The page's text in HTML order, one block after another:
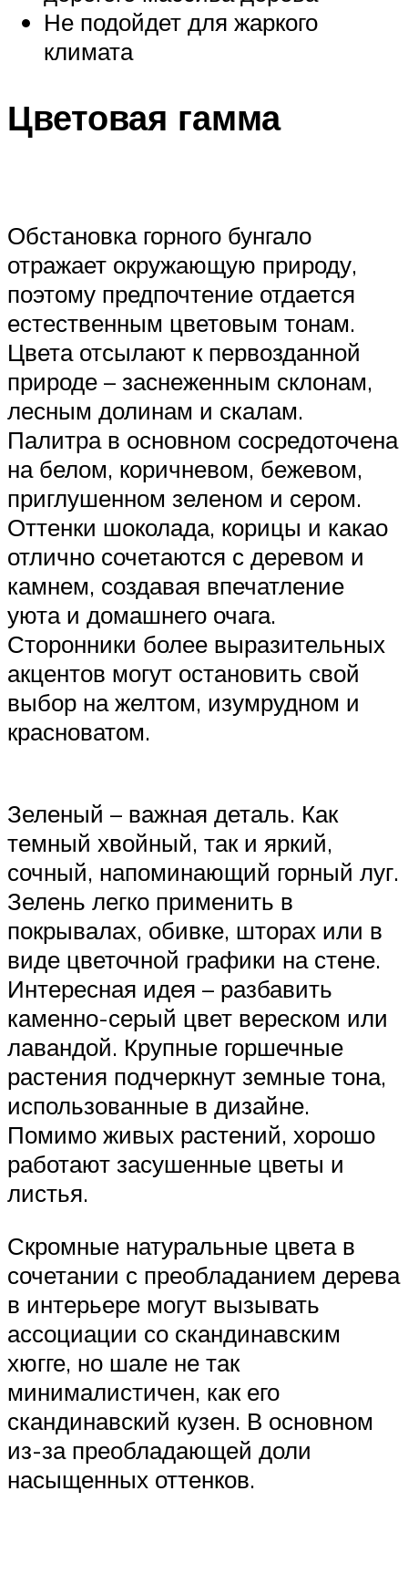
Не подойдет для жаркого
климата
Цветовая гамма
Обстановка горного бунгало
отражает окружающую природу,
поэтому предпочтение отдается
естественным цветовым тонам.
Цвета отсылают к первозданной
природе – заснеженным склонам,
лесным долинам и скалам.
Палитра в основном сосредоточена
на белом, коричневом, бежевом,
приглушенном зеленом и сером.
Оттенки шоколада, корицы и какао
отлично сочетаются с деревом и
камнем, создавая впечатление
уюта и домашнего очага.
Сторонники более выразительных
акцентов могут остановить свой
выбор на желтом, изумрудном и
красноватом.
Зеленый – важная деталь. Как
темный хвойный, так и яркий,
сочный, напоминающий горный луг.
Зелень легко применить в
покрывалах, обивке, шторах или в
виде цветочной графики на стене.
Интересная идея – разбавить
каменно-серый цвет вереском или
лавандой. Крупные горшечные
растения подчеркнут земные тона,
использованные в дизайне.
Помимо живых растений, хорошо
работают засушенные цветы и
листья.
Скромные натуральные цвета в
сочетании с преобладанием дерева
в интерьере могут вызывать
ассоциации со скандинавским
хюгге, но шале не так
минималистичен, как его
скандинавский кузен. В основном
из-за преобладающей доли
насыщенных оттенков.